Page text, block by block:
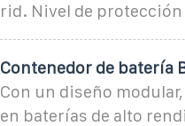
rid. Nivel de
Contenedor de batería
Con un diseño
en baterías de alto